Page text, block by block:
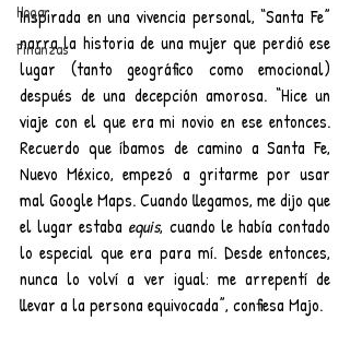
Hogar
Finanzas
Inspirada en una vivencia personal, “Santa Fe”
narra la historia de una mujer que perdió ese
lugar (tanto geográfico como emocional)
después de una decepción amorosa. “Hice un
viaje con el que era mi novio en ese entonces.
Recuerdo que íbamos de camino a Santa Fe,
Nuevo México, empezó a gritarme por usar
mal Google Maps. Cuando llegamos, me dijo que
el lugar estaba equis, cuando le había contado
lo especial que era para mí. Desde entonces,
nunca lo volví a ver igual: me arrepentí de
llevar a la persona equivocada”, confiesa Majo.